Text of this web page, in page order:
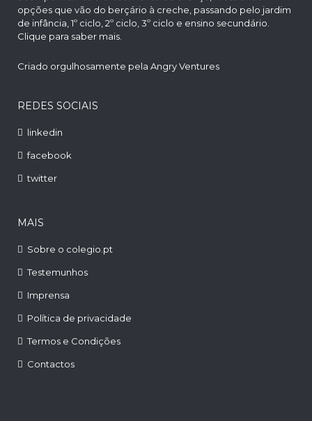
opções que vão do berçário à creche, passando pelo jardim
de infância, 1º ciclo, 2º ciclo, 3º ciclo e ensino secundário.
Clique para saber mais.
Criado orgulhosamente pela Angry Ventures
REDES SOCIAIS
linkedin
facebook
twitter
MAIS
Sobre o colegio.pt
Testemunhos
Imprensa
Política de privacidade
Termos e Condições
Contactos